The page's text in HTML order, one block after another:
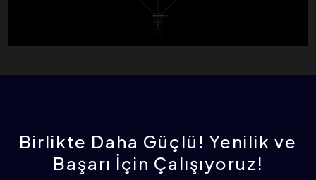
Birlikte Daha Güçlü! Yenilik ve
Başarı İçin Çalışıyoruz!